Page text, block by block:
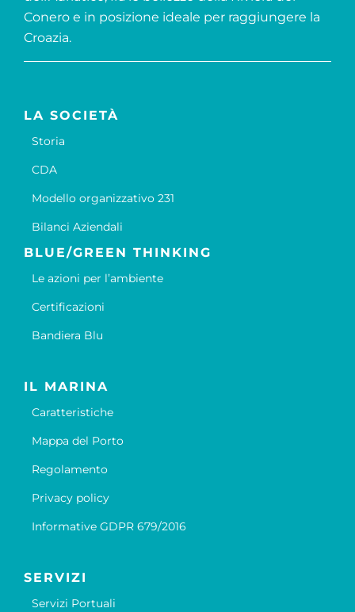
Conero e in posizione ideale per raggiungere la
Croazia.
LA SOCIETÀ
Storia
CDA
Modello organizzativo 231
Bilanci Aziendali
BLUE/GREEN THINKING
Le azioni per l’ambiente
Certificazioni
Bandiera Blu
IL MARINA
Caratteristiche
Mappa del Porto
Regolamento
Privacy policy
Informative GDPR 679/2016
SERVIZI
Servizi Portuali